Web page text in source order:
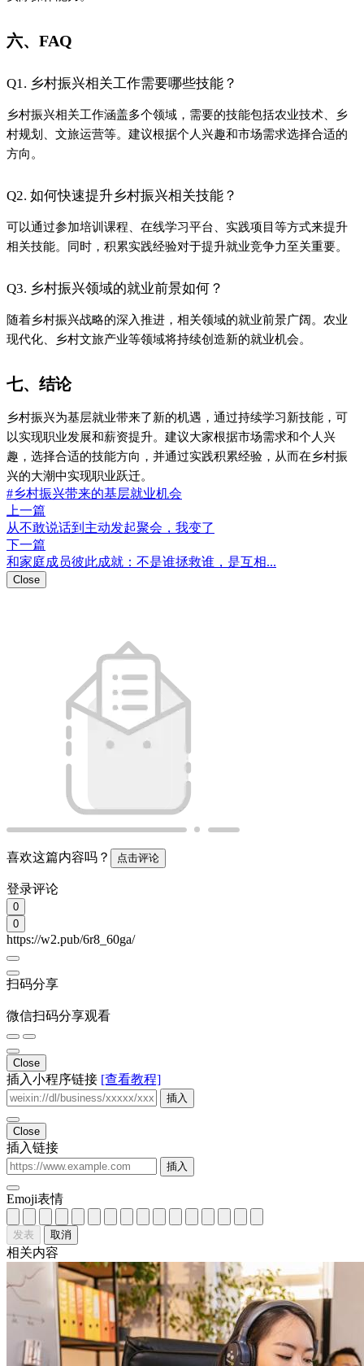
现代化、乡村文旅产业等领域将持续创造新的就业机会。
七、结论
乡村振兴为基层就业带来了新的机遇，通过持续学习新技能，可
趣，选择合适的技能方向，并通过实践积累经验，从而在乡村振
兴的大潮中实现职业跃迁。
#乡村振兴带来的基层就业机会
从不敢说话到主动发起聚会，我变了
和家庭成员彼此成就：不是谁拯救谁，是互相...
Close
喜欢这篇内容吗？ 点击评论
登录评论
0
0
微信扫码分享观看
插入小程序链接 [查看教程]
插入
插入
Emoji表情
发表
相关内容
邮件抄送给谁有讲究？职场礼仪第一课